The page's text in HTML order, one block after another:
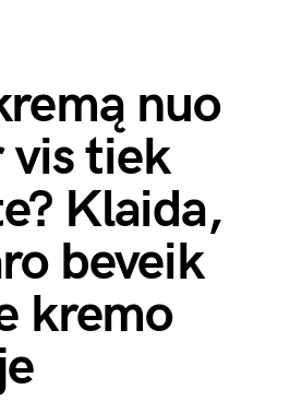
nuo
vis tiek
Klaida,
beveik
kremo